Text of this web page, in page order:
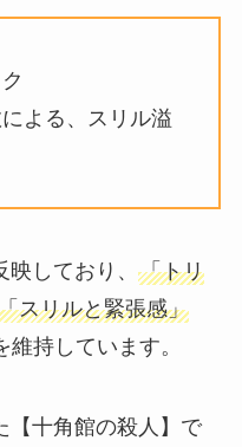
よる、スリル溢
しており、 「トリ
スリルと緊張感」
維持しています。
【十角館の殺人】で